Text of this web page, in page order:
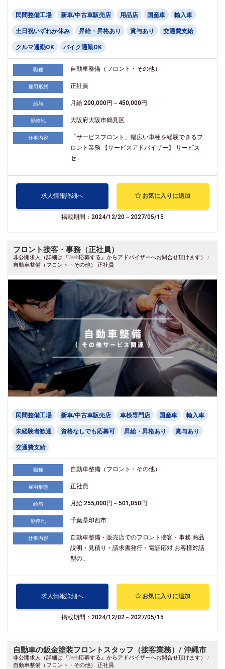
民間整備工場 新車/中古車販売店 用品店 国産車 輸入車
土日祝いずれか休み 昇給・昇格あり 賞与あり 交通費支給
クルマ通勤OK バイク通勤OK
職種 自動車整備（フロント・その他）
雇用形態 正社員
給与 月給 200,000円～450,000円
勤務地 大阪府大阪市鶴見区
仕事内容
「サービスフロント」幅広い車種を経験できるフ
ロント業務 【サービスアドバイザー】 サービス
セ...
求人情報詳細へ お気に入りに追加
掲載期間：2024/12/20～2027/05/15
フロント接客・事務（正社員）
非公開求人（詳細は『Web応募する』からアドバイザーへお問合せ頂けます） /
自動車整備（フロント・その他） 正社員
民間整備工場 新車/中古車販売店 車検専門店 国産車 輸入車
未経験者歓迎 資格なしでも応募可 昇給・昇格あり 賞与あり
交通費支給
職種 自動車整備（フロント・その他）
雇用形態 正社員
給与 月給 255,000円～501,050円
勤務地 千葉県印西市
仕事内容
自動車整備・販売店でのフロント接客・事務 商品
説明・見積り・請求書発行・電話応対 お客様対話
型の...
求人情報詳細へ お気に入りに追加
掲載期間：2024/12/02～2027/05/15
自動車の鈑金塗装フロントスタッフ（接客業務）/ 沖縄市
非公開求人（詳細は『Web応募する』からアドバイザーへお問合せ頂けます） /
自動車整備（フロント・その他） 正社員